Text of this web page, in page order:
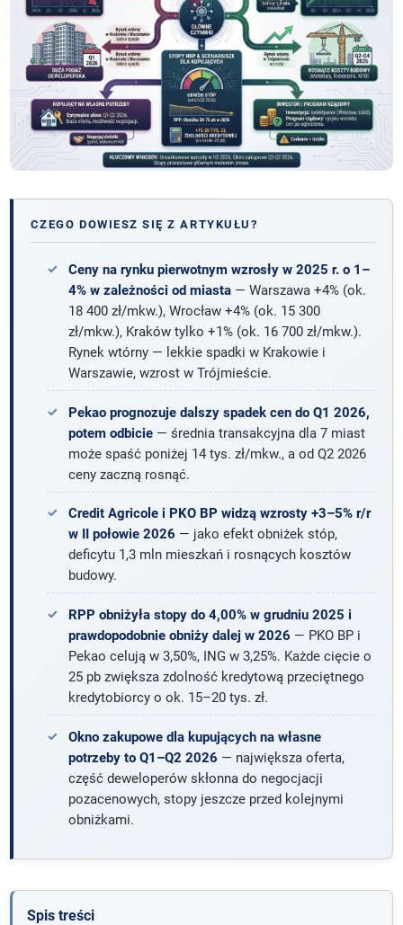
CZEGO DOWIESZ SIĘ Z ARTYKUŁU?
Ceny na rynku pierwotnym wzrosły w 2025 r. o 1–
4% w zależności od miasta— Warszawa +4% (ok.
18 400 zł/mkw.), Wrocław +4% (ok. 15 300
zł/mkw.), Kraków tylko +1% (ok. 16 700 zł/mkw.).
Rynek wtórny — lekkie spadki w Krakowie i
Warszawie, wzrost w Trójmieście.
Pekao prognozuje dalszy spadek cen do Q1 2026,
potem odbicie— średnia transakcyjna dla 7 miast
może spaść poniżej 14 tys. zł/mkw., a od Q2 2026
ceny zaczną rosnąć.
Credit Agricole i PKO BP widzą wzrosty +3–5% r/r
w II połowie 2026 — jako efekt obniżek stóp,
deficytu 1,3 mln mieszkań i rosnących kosztów
budowy.
RPP obniżyła stopy do 4,00% w grudniu 2025 i
prawdopodobnie obniży dalej w 2026 — PKO BP i
Pekao celują w 3,50%, ING w 3,25%. Każde cięcie o
25 pb zwiększa zdolność kredytową przeciętnego
kredytobiorcy o ok. 15–20 tys. zł.
Okno zakupowe dla kupujących na własne
potrzeby to Q1–Q2 2026 — największa oferta,
część deweloperów skłonna do negocjacji
pozacenowych, stopy jeszcze przed kolejnymi
obniżkami.
Spis treści